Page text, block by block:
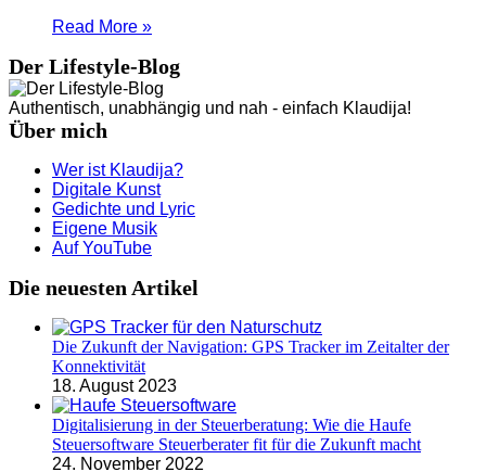
Read More »
Der Lifestyle-Blog
Authentisch, unabhängig und nah - einfach Klaudija!
Über mich
Wer ist Klaudija?
Digitale Kunst
Gedichte und Lyric
Eigene Musik
Auf YouTube
Die neuesten Artikel
Die Zukunft der Navigation: GPS Tracker im Zeitalter der
Konnektivität
18. August 2023
Digitalisierung in der Steuerberatung: Wie die Haufe
Steuersoftware Steuerberater fit für die Zukunft macht
24. November 2022